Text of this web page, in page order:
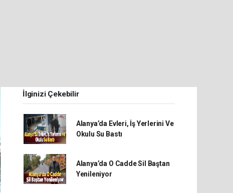
İlginizi Çekebilir
Alanya’da Evleri, İş Yerlerini Ve
Okulu Su Bastı
Alanya’da O Cadde Sil Baştan
Yenileniyor